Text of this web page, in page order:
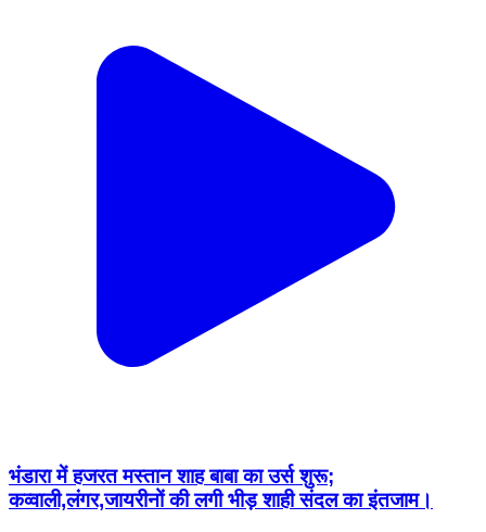
भंडारा में हजरत मस्तान शाह बाबा का उर्स शुरू;
कव्वाली,लंगर,जायरीनों की लगी भीड़ शाही संदल का इंतजाम।